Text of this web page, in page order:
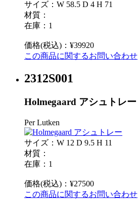
サイズ：W 58.5 D 4 H 71
材質：
在庫：1
価格(税込)：¥39920
この商品に関するお問い合わせ
2312S001
Holmegaard アシュトレー
Per Lutken
サイズ：W 12 D 9.5 H 11
材質：
在庫：1
価格(税込)：¥27500
この商品に関するお問い合わせ